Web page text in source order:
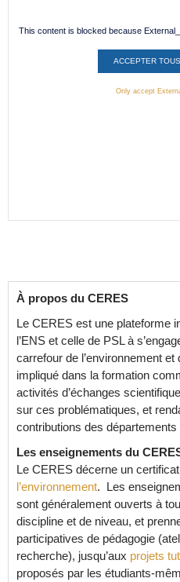
This content is blocked because
ACCEPTER
Only accept
À propos du CERES
Le CERES est une plateforme
l’ENS et celle de PSL à
carrefour de l’environnement
impliqué dans la formation
activités d’échanges
sur ces problématiques, et
contributions des départements
Les enseignements du
Le CERES décerne un certificat
l’environnement. Les
sont généralement ouverts à
discipline et de niveau, et
participatives de pédagogie
recherche), jusqu’aux projets
proposés par les étudiants-